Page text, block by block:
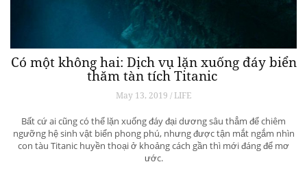
Có một không hai: Dịch vụ lặn xuống đáy biển
thăm tàn tích Titanic
May 13, 2019 / LIFE
Bất cứ ai cũng có thể lặn xuống đáy đại dương sâu thẳm để chiêm
ngưỡng hệ sinh vật biển phong phú, nhưng được tận mắt ngắm nhìn
con tàu Titanic huyền thoại ở khoảng cách gần thì mới đáng để mơ
ước.